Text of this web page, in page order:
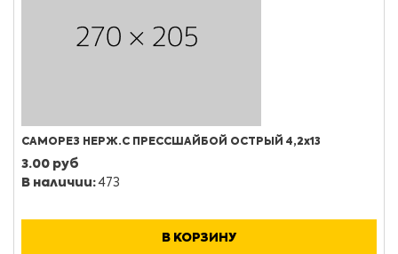
САМОРЕЗ НЕРЖ.С ПРЕССШАЙБОЙ ОСТРЫЙ 4,2х13
3.00 руб
В наличии:473
В КОРЗИНУ